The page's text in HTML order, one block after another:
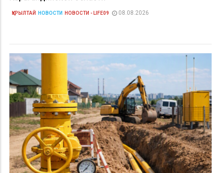
ҚҰРЫЛТАЙ НОВОСТИ НОВОСТИ - LIFE09 08.08.2026